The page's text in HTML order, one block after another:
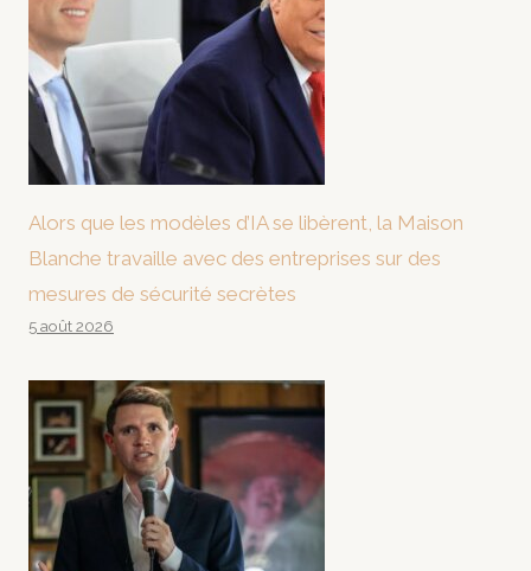
Alors que les modèles d’IA se libèrent, la Maison
Blanche travaille avec des entreprises sur des
mesures de sécurité secrètes
5 août 2026